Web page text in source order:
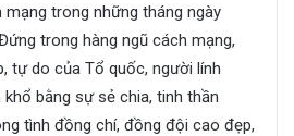
trong những tháng ngày
trong hàng ngũ cách mạng,
tự do của Tổ quốc, người lính
bằng sự sẻ chia, tinh thần
tình đồng chí, đồng đội cao đẹp,